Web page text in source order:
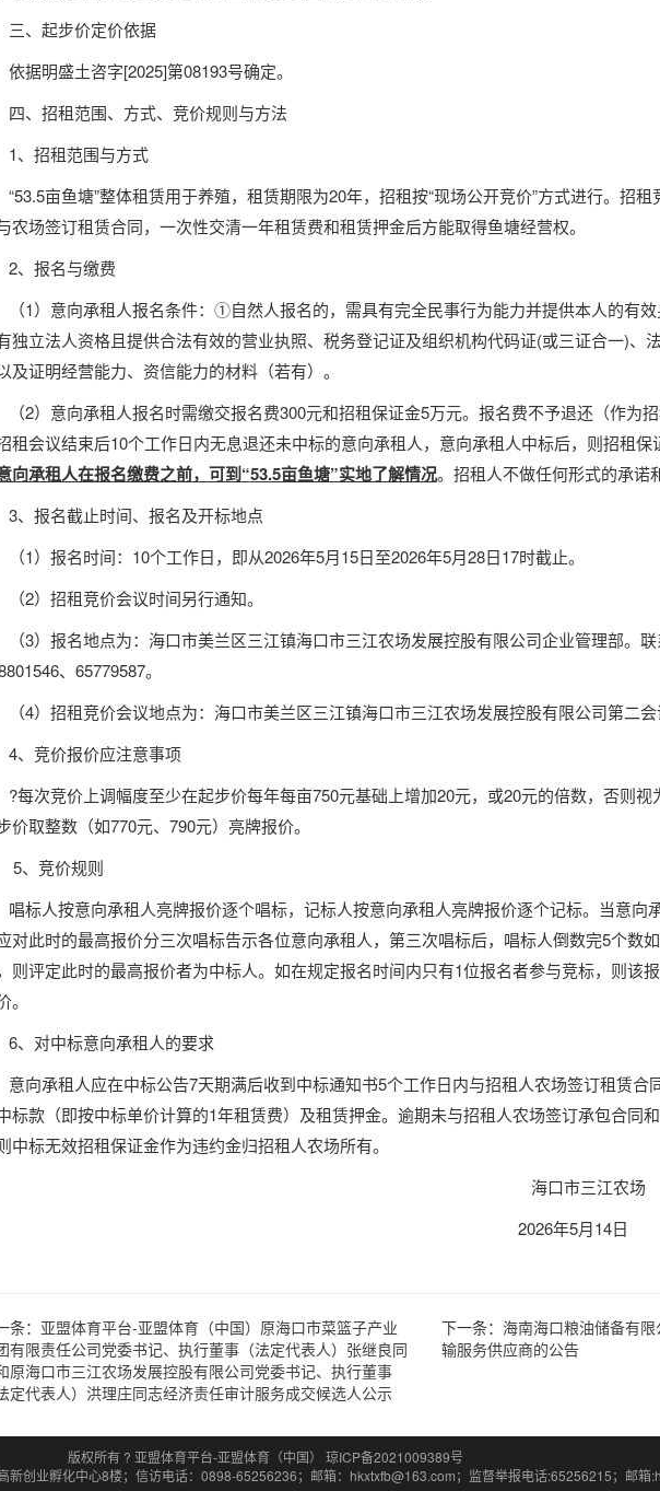
三、起步价定价依据
依据明盛土咨字[2025]第08193号确定。
四、招租范围、方式、竞价规则与方法
1、招租范围与方式
“53.5亩鱼塘”整体租赁用于养殖，租赁期限为20年，招租按“现场公开竞价”方式进行。招
农场签订租赁合同，一次性交清一年租赁费和租赁押金后方能取得鱼塘经营权。
2、报名与缴费
（1）意向承租人报名条件：①自然人报名的，需具有完全民事行为能力并提供本人的有
独立法人资格且提供合法有效的营业执照、税务登记证及组织机构代码证(或三证合一)、
及证明经营能力、资信能力的材料（若有）。
（2）意向承租人报名时需缴交报名费300元和招租保证金5万元。报名费不予退还（作为
租会议结束后10个工作日内无息退还未中标的意向承租人，意向承租人中标后，则招租保
向承租人在报名缴费之前，可到“53.5亩鱼塘”实地了解情况。招租人不做任何形式的承诺
3、报名截止时间、报名及开标地点
（1）报名时间： 10个工作日，即从2026年5月15日至2026年5月28日17时截止。
（2）招租竞价会议时间另行通知。
（3）报名地点为： 海口市美兰区三江镇海口市三江农场发展控股有限公司企业管理部。联
、 65779587。
（4）招租竞价会议地点为： 海口市美兰区三江镇海口市三江农场发展控股有限公司第二会
4、竞价报价应注意事项
?每次竞价上调幅度至少在起步价每年每亩750元基础上增加20元，或20元的倍数，否则视
价取整数（如770元、790元）亮牌报价。
5、竞价规则
唱标人按意向承租人亮牌报价逐个唱标，记标人按意向承租人亮牌报价逐个记标。当意向
对此时的最高报价分三次唱标告示各位意向承租人，第三次唱标后，唱标人倒数完5个数
则评定此时的最高报价者为中标人。如在规定报名时间内只有1位报名者参与竞标，则该
。
6、对中标意向承租人的要求
意向承租人应在中标公告7天期满后收到中标通知书5个工作日内与招租人农场签订租赁合
标款（即按中标单价计算的1年租赁费）及租赁押金。逾期未与招租人农场签订承包合同
中标无效招租保证金作为违约金归招租人农场所有。
口市三江农场
2026年5月14日
条： 亚盟体育平台-亚盟体育（中国）原海口市菜篮子产业
有限责任公司党委书记、执行董事（法定代表人）张继良同
原海口市三江农场发展控股有限公司党委书记、执行董事
法定代表人）洪理庄同志经济责任审计服务成交候选人公示
下一条：海南海口粮油储备有
输服务供应商的公告
版权所有 ? 亚盟体育平台-亚盟体育（中国） 琼ICP备2021009389号
新创业孵化中心8楼；信访电话：0898-65256236；邮箱：hkxtxfb@163.com；监督举报电话:65256215；邮箱